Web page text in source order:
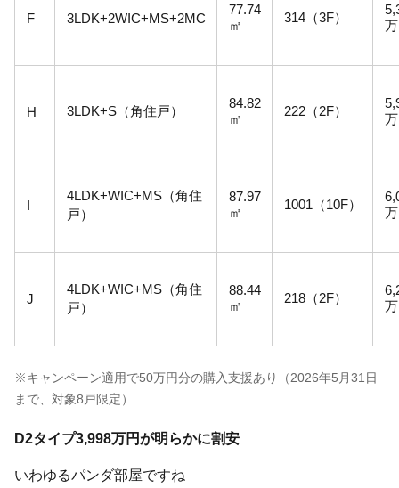
F 3LDK+2WIC+MS+2MC
77.74
㎡
314（3F）
H 3LDK+S（角住戸）
84.82
㎡
222（2F）
I
4LDK+WIC+MS（角住
戸）
87.97
㎡
1001（10F）
J
4LDK+WIC+MS（角住
戸）
88.44
㎡
218（2F）
※キャンペーン適用で50万円分の購入支援あり（2026年5月31日
まで、対象8戸限定）
D2タイプ3,998万円が明らかに割安
いわゆるパンダ部屋ですね